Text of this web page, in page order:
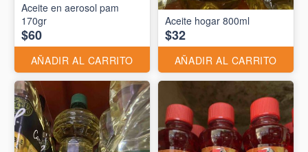
Aceite en aerosol pam
170gr
$60
AÑADIR AL CARRITO
Aceite hogar 800ml
$32
AÑADIR AL CARRITO